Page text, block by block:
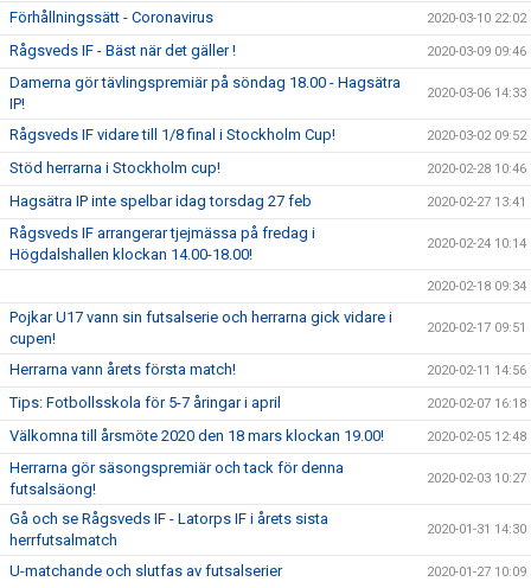
Förhållningssätt - Coronavirus 2020-03-10 22:02
Rågsveds IF - Bäst när det gäller ! 2020-03-09 09:46
Damerna gör tävlingspremiär på söndag 18.00 - Hagsätra
IP!
2020-03-06 14:33
Rågsveds IF vidare till 1/8 final i Stockholm Cup! 2020-03-02 09:52
Stöd herrarna i Stockholm cup! 2020-02-28 10:46
Hagsätra IP inte spelbar idag torsdag 27 feb 2020-02-27 13:41
Rågsveds IF arrangerar tjejmässa på fredag i
Högdalshallen klockan 14.00-18.00!
2020-02-24 10:14
2020-02-18 09:34
Pojkar U17 vann sin futsalserie och herrarna gick vidare i
cupen!
2020-02-17 09:51
Herrarna vann årets första match! 2020-02-11 14:56
Tips: Fotbollsskola för 5-7 åringar i april 2020-02-07 16:18
Välkomna till årsmöte 2020 den 18 mars klockan 19.00! 2020-02-05 12:48
Herrarna gör säsongspremiär och tack för denna
futsalsäong!
2020-02-03 10:27
Gå och se Rågsveds IF - Latorps IF i årets sista
herrfutsalmatch
2020-01-31 14:30
U-matchande och slutfas av futsalserier 2020-01-27 10:09